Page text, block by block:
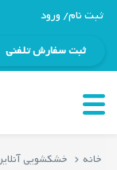
ثبت نام/ ورود
ثبت سفارش تلفنی
خانه خشکشویی